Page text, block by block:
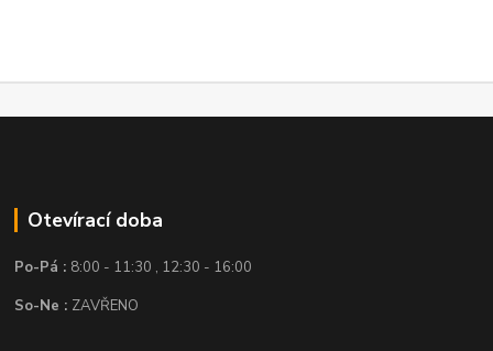
Otevírací doba
Po-Pá : 8:00 - 11:30 , 12:30 - 16:00
So-Ne : ZAVŘENO